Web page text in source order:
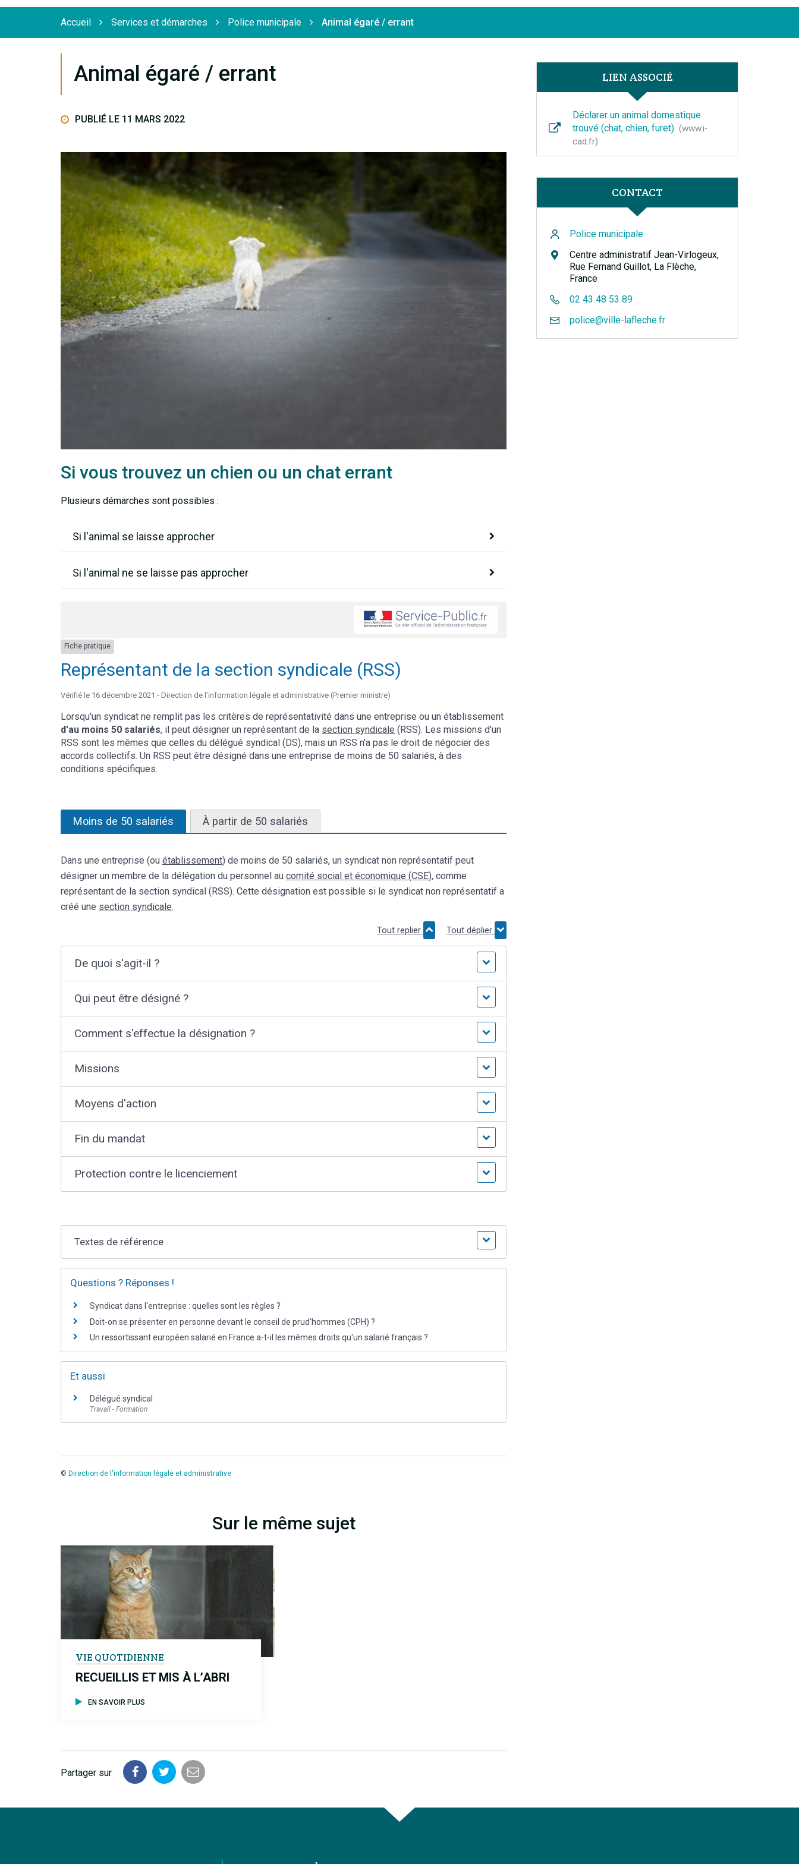
FacebookInstagram
LinkedinYoutube
Flèche
Accueil Services et démarches Police municipale Animal égaré / errant
Animal égaré / errant
PUBLIÉ LE 11 MARS 2022
Si vous trouvez un chien ou un chat errant
Plusieurs démarches sont possibles :
Si l'animal se laisse approcher
Si l'animal ne se laisse pas approcher
Fiche pratique
Représentant de la section syndicale (RSS)
Vérifié le 16 décembre 2021 - Direction de l'information légale et administrative (Premier ministre)
Lorsqu'un syndicat ne remplit pas les critères de représentativité dans une entreprise ou un établissement
d'au moins 50 salariés, il peut désigner un représentant de la section syndicale (RSS). Les missions d'un
RSS sont les mêmes que celles du délégué syndical (DS), mais un RSS n'a pas le droit de négocier des
accords collectifs. Un RSS peut être désigné dans une entreprise de moins de 50 salariés, à des
conditions spécifiques.
Moins de 50 salariés À partir de 50 salariés
Dans une entreprise (ou établissement) de moins de 50 salariés, un syndicat non représentatif peut
désigner un membre de la délégation du personnel au comité social et économique (CSE), comme
représentant de la section syndical (RSS). Cette désignation est possible si le syndicat non représentatif a
créé une section syndicale.
Tout replier Tout déplier
De quoi s'agit-il ?
Qui peut être désigné ?
Comment s'effectue la désignation ?
Missions
Moyens d'action
Fin du mandat
Protection contre le licenciement
Textes de référence
Questions ? Réponses !
Syndicat dans l'entreprise : quelles sont les règles ?
Doit-on se présenter en personne devant le conseil de prud'hommes (CPH) ?
Un ressortissant européen salarié en France a-t-il les mêmes droits qu'un salarié français ?
Et aussi
Délégué syndical
Travail - Formation
© Direction de l'information légale et administrative
LIEN ASSOCIÉ
Déclarer un animal domestique
trouvé (chat, chien, furet)
www.i-
cad.fr
CONTACT
Police municipale
Centre administratif Jean-Virlogeux,
Rue Fernand Guillot, La Flèche,
France
02 43 48 53 89
police@ville-lafleche.fr
Sur le même sujet
VIE QUOTIDIENNE
RECUEILLIS ET MIS À L’ABRI
EN SAVOIR PLUS
Partager sur
PartagerPartagerPartager